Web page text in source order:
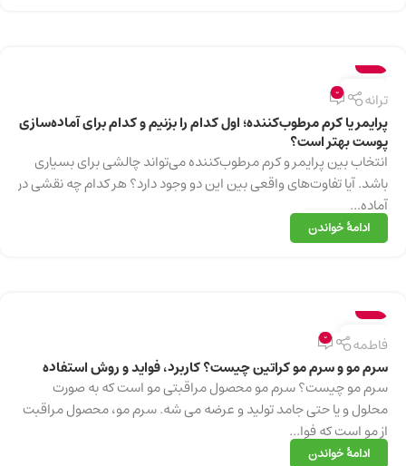
13
دسامبر
سلامت
ترانه 0
پرایمر یا کرم مرطوب‌کننده؛ اول کدام را بزنیم و کدام برای آماده‌سازی
پوست بهتر است؟
انتخاب بین پرایمر و کرم مرطوب‌کننده می‌تواند چالشی برای بسیاری
باشد. آیا تفاوت‌های واقعی بین این دو وجود دارد؟ هر کدام چه نقشی در
آماده...
ادامهٔ خواندن
13
دسامبر
سلامت
فاطمه 0
سرم مو و سرم مو کراتین چیست؟ کاربرد، فواید و روش استفاده
سرم مو چیست؟ سرم مو محصول مراقبتی مو است که به صورت
محلول و یا حتی جامد تولید و عرضه می شه. سرم مو، محصول مراقبت
از مو است که فوا...
ادامهٔ خواندن